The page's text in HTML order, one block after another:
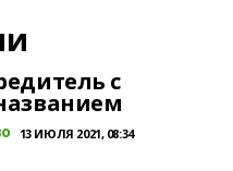
с
13 ИЮЛЯ 2021, 08:34